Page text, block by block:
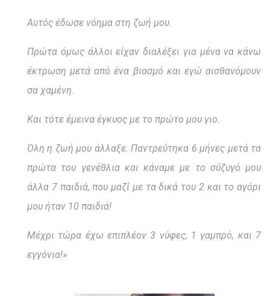
Αυτός έδωσε νόημα στη ζωή μου.
Πρώτα όμως άλλοι είχαν διαλέξει για μένα να κάνω
έκτρωση μετά από ένα βιασμό και εγώ αισθανόμουν
σα χαμένη.
Και τότε έμεινα έγκυος με το πρώτο μου γιο.
Όλη η ζωή μου άλλαξε. Παντρεύτηκα 6 μήνες μετά τα
πρώτα του γενέθλια και κάναμε με το σύζυγό μου
άλλα 7 παιδιά, που μαζί με τα δικά του 2 και το αγόρι
μου ήταν 10 παιδιά!
Μέχρι τώρα έχω επιπλέον 3 νύφες, 1 γαμπρό, και 7
εγγόνια!»